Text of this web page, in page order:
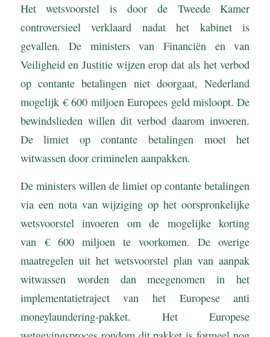
Het wetsvoorstel is door de Tweede Kamer
controversieel verklaard nadat het kabinet is
gevallen. De ministers van Financiën en van
Veiligheid en Justitie wijzen erop dat als het verbod
op contante betalingen niet doorgaat, Nederland
mogelijk € 600 miljoen Europees geld misloopt. De
bewindslieden willen dit verbod daarom invoeren.
De limiet op contante betalingen moet het
witwassen door criminelen aanpakken.
De ministers willen de limiet op contante betalingen
via een nota van wijziging op het oorspronkelijke
wetsvoorstel invoeren om de mogelijke korting
van € 600 miljoen te voorkomen. De overige
maatregelen uit het wetsvoorstel plan van aanpak
witwassen worden dan meegenomen in het
implementatietraject van het Europese anti
moneylaundering-pakket. Het Europese